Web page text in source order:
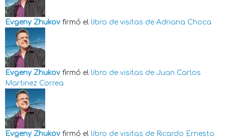
Evgeny Zhukov firmó el libro de visitas de Adriana Choca
Evgeny Zhukov firmó el libro de visitas de Juan Carlos
Martinez Correa
Evgeny Zhukov firmó el libro de visitas de Ricardo Ernesto